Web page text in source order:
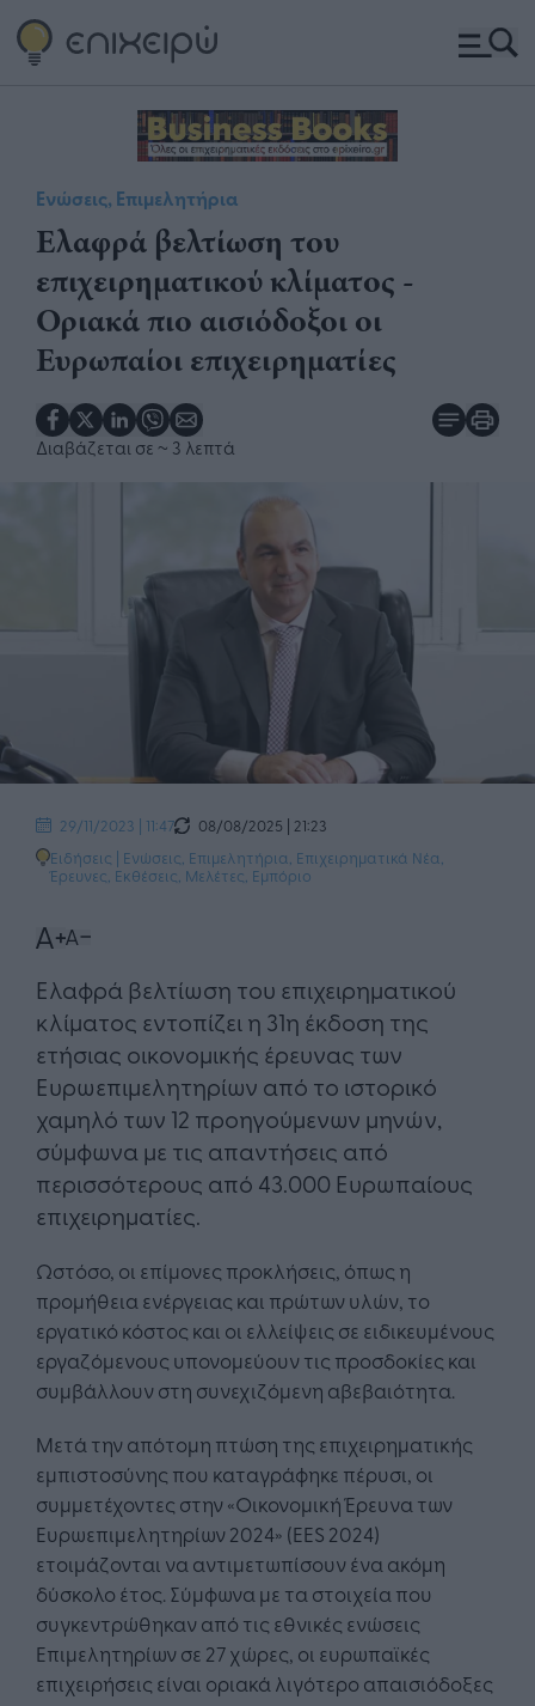
Ενώσεις, Επιμελητήρια
Ελαφρά βελτίωση του
επιχειρηματικού κλίματος -
Οριακά πιο αισιόδοξοι οι
Ευρωπαίοι επιχειρηματίες
Διαβάζεται σε ~ 3 λεπτά
29/11/2023 | 11:47
08/08/2025 | 21:23
Ειδήσεις | Ενώσεις, Επιμελητήρια Επιχειρηματικά Νέα
Έρευνες, Εκθέσεις, Μελέτες Εμπόριο
Ελαφρά βελτίωση του επιχειρηματικού
κλίματος εντοπίζει η 31η έκδοση της
ετήσιας οικονομικής έρευνας των
Ευρωεπιμελητηρίων από το ιστορικό
χαμηλό των 12 προηγούμενων μηνών,
σύμφωνα με τις απαντήσεις από
περισσότερους από 43.000 Ευρωπαίους
επιχειρηματίες.
Ωστόσο, οι επίμονες προκλήσεις, όπως η
προμήθεια ενέργειας και πρώτων υλών, το
εργατικό κόστος και οι ελλείψεις σε ειδικευμένους
εργαζόμενους υπονομεύουν τις προσδοκίες και
συμβάλλουν στη συνεχιζόμενη αβεβαιότητα.
Μετά την απότομη πτώση της επιχειρηματικής
εμπιστοσύνης που καταγράφηκε πέρυσι, οι
συμμετέχοντες στην «Οικονομική Έρευνα των
Ευρωεπιμελητηρίων 2024» (EES 2024)
ετοιμάζονται να αντιμετωπίσουν ένα ακόμη
δύσκολο έτος. Σύμφωνα με τα στοιχεία που
συγκεντρώθηκαν από τις εθνικές ενώσεις
Επιμελητηρίων σε 27 χώρες, οι ευρωπαϊκές
επιχειρήσεις είναι οριακά λιγότερο απαισιόδοξες